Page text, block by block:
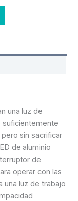
una luz de
suficientemente
sin sacrificar
de aluminio
de
operar con las
una luz de trabajo